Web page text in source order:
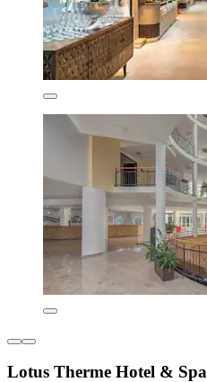
Lotus Therme Hotel & Spa